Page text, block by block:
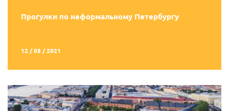
Прогулки по неформальному Петербургу
12 / 05 / 2021